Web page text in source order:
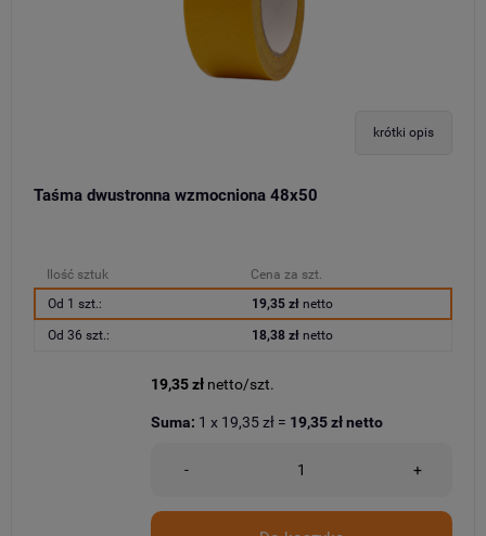
krótki opis
Taśma dwustronna wzmocniona 48x50
Ilość sztuk
Cena za szt.
Od 1 szt.:
19,35 złnetto
Od 36 szt.: 18,38 złnetto
19,35 zł netto/szt.
- +
Suma: 1 x 19,35 zł = 19,35 złnetto